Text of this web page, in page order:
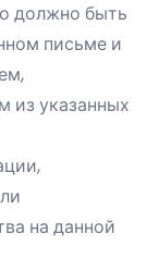
должно быть
письме и
из указанных
на данной